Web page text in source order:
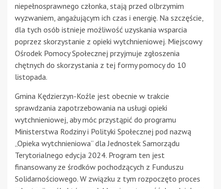
niepełnosprawnego członka, stają przed olbrzymim
wyzwaniem, angażującym ich czas i energię. Na szczęście,
dla tych osób istnieje możliwość uzyskania wsparcia
poprzez skorzystanie z opieki wytchnieniowej. Miejscowy
Ośrodek Pomocy Społecznej przyjmuje zgłoszenia
chętnych do skorzystania z tej formy pomocy do 10
listopada.
Gmina Kędzierzyn-Koźle jest obecnie w trakcie
sprawdzania zapotrzebowania na usługi opieki
wytchnieniowej, aby móc przystąpić do programu
Ministerstwa Rodziny i Polityki Społecznej pod nazwą
„Opieka wytchnieniowa” dla Jednostek Samorządu
Terytorialnego edycja 2024. Program ten jest
finansowany ze środków pochodzących z Funduszu
Solidarnościowego. W związku z tym rozpoczęto proces